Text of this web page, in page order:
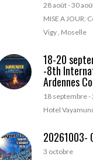
28 août-30
MISE A JOUR:
Vigy , Moselle
18-20
-8th
Ardennes
18 septembre-
Hotel
20261003-
3 octobre